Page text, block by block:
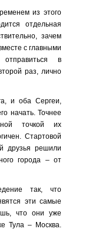
из этого
отдельная
зачем
с главными
в
раз, лично
и оба Сергеи,
начать. Точнее
точкой их
Стартовой
друзья решили
города – от
так, что
эти самые
что они уже
Тула – Москва.